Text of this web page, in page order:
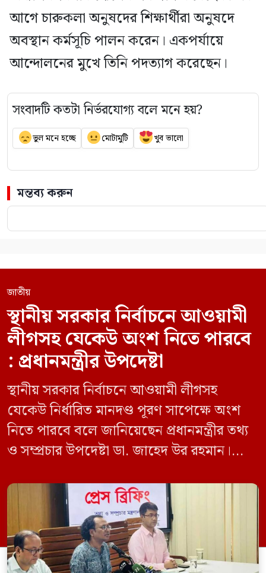
আগে চারুকলা অনুষদের শিক্ষার্থীরা অনুষদে
অবস্থান কর্মসূচি পালন করেন। একপর্যায়ে
আন্দোলনের মুখে তিনি পদত্যাগ করেছেন।
সংবাদটি কতটা নির্ভরযোগ্য বলে মনে হয়?
ভুল মনে হচ্ছে মোটামুটি খুব ভালো
মন্তব্য করুন
জাতীয়
স্থানীয় সরকার নির্বাচনে আওয়ামী
লীগসহ যেকেউ অংশ নিতে পারবে
: প্রধানমন্ত্রীর উপদেষ্টা
স্থানীয় সরকার নির্বাচনে আওয়ামী লীগসহ
যেকেউ নির্ধারিত মানদণ্ড পূরণ সাপেক্ষে অংশ
নিতে পারবে বলে জানিয়েছেন প্রধানমন্ত্রীর তথ্য
ও সম্প্রচার উপদেষ্টা ডা. জাহেদ উর রহমান।
সম্মেলন কক্ষে এক প্রেস ব্রিফিংয়ে সাংবাদিকদের
এক প্রশ্নের জবাবে তিনি এ কথা বলেন।